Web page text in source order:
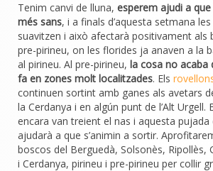
Tenim canvi de lluna, esperem ajudi a
més sans, i a finals d’aquesta setmana
suavitzen i això afectarà positivament als
pre-pirineu, on les florides ja anaven a la
al pirineu. Al pre-pirineu, la cosa no acaba
fa en zones molt localitzades. Els
continuen sortint amb ganes als avetars
la Cerdanya i en algún punt de l’Alt Urgell.
encara van treient el nas i aquesta
ajudarà a que s’animin a sortir.
boscos del Berguedà, Solsonès, Ripollès,
i Cerdanya, pirineu i pre-pirineu per collir